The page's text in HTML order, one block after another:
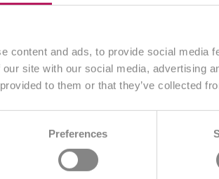
content and ads, to provide social media
site with our social media, advertising
to them or that they’ve collected
Preferences
entwickelt?
an jedem Tag, um
der Verdauung:
und machen den Stuhl weicher,
quellenden Eigenschaften den
Fortfahren
Anderes Land wählen
BE/NL
ES